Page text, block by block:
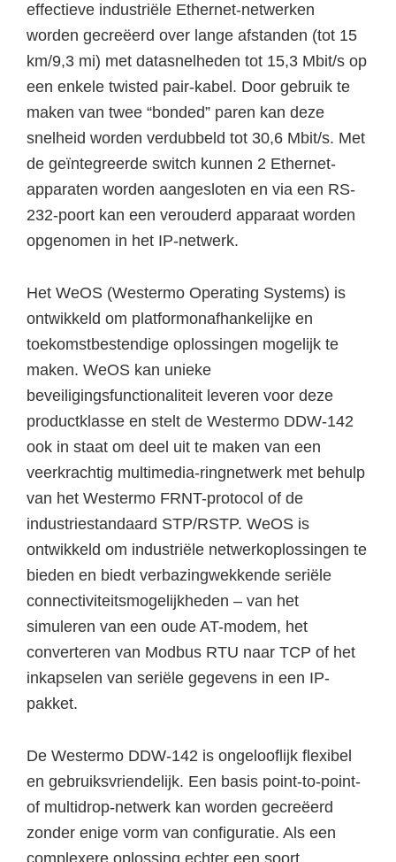
effectieve industriële Ethernet-netwerken
worden gecreëerd over lange afstanden (tot 15
km/9,3 mi) met datasnelheden tot 15,3 Mbit/s op
een enkele twisted pair-kabel. Door gebruik te
maken van twee “bonded” paren kan deze
snelheid worden verdubbeld tot 30,6 Mbit/s. Met
de geïntegreerde switch kunnen 2 Ethernet-
apparaten worden aangesloten en via een RS-
232-poort kan een verouderd apparaat worden
opgenomen in het IP-netwerk.
Het WeOS (Westermo Operating Systems) is
ontwikkeld om platformonafhankelijke en
toekomstbestendige oplossingen mogelijk te
maken. WeOS kan unieke
beveiligingsfunctionaliteit leveren voor deze
productklasse en stelt de Westermo DDW-142
ook in staat om deel uit te maken van een
veerkrachtig multimedia-ringnetwerk met behulp
van het Westermo FRNT-protocol of de
industriestandaard STP/RSTP. WeOS is
ontwikkeld om industriële netwerkoplossingen te
bieden en biedt verbazingwekkende seriële
connectiviteitsmogelijkheden – van het
simuleren van een oude AT-modem, het
converteren van Modbus RTU naar TCP of het
inkapselen van seriële gegevens in een IP-
pakket.
De Westermo DDW-142 is ongelooflijk flexibel
en gebruiksvriendelijk. Een basis point-to-point-
of multidrop-netwerk kan worden gecreëerd
zonder enige vorm van configuratie. Als een